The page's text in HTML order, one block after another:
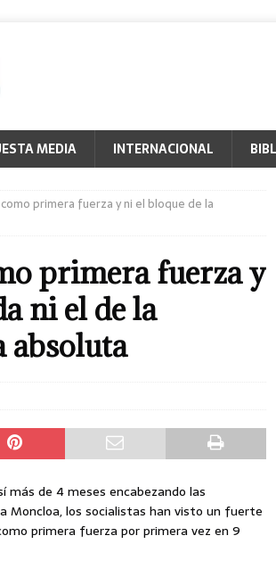
MEDIA INTERNACIONAL
como primera fuerza y ni el bloque de la
primera fuerza y
ni el de la
absoluta
más de 4 meses encabezando las
Moncloa, los socialistas han visto un fuerte
primera fuerza por primera vez en 9